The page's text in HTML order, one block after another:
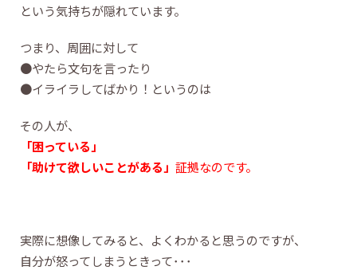
という気持ちが隠れています。
つまり、周囲に対して
●やたら文句を言ったり
●イライラしてばかり！というのは
その人が、
「困っている」
「助けて欲しいことがある」 証拠なのです。
実際に想像してみると、よくわかると思うのですが、
自分が怒ってしまうときって･･･